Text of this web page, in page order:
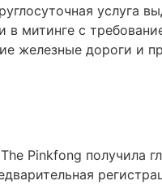
услуга
в митинге с
железные дороги и
Pinkfong получила